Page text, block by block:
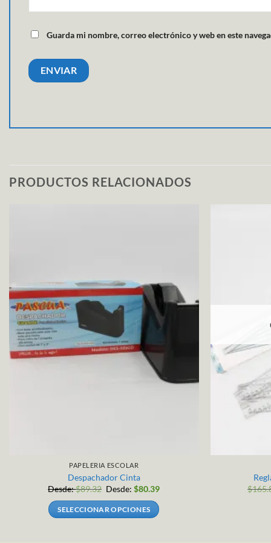
Guarda mi nombre, correo electrónico y web en este
PRODUCTOS RELACIONADOS
PAPELERIA ESCOLAR
Despachador Cinta
Desde:$89.32 Desde:$80.39
SELECCIONAR OPCIONES
$